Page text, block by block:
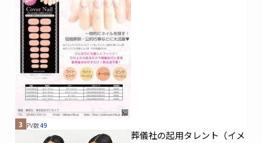
3 PV数49
葬儀社の起用タレント（イメ